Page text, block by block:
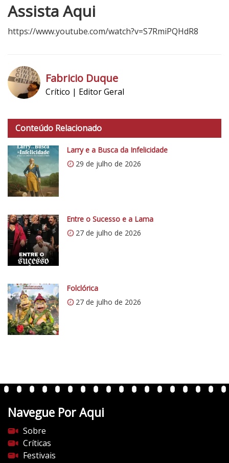
Assista Aqui
https://www.youtube.com/watch?v=S7RmiPQHdR8
o
t
o
r
í
t
i
c
5
1
t
p
s
:
/
/
0
.
w
p
.
o
m
/
v
e
n
e
d
o
Fabricio Duque
Crítico | Editor Geral
Conteúdo Relacionado
Larry e a Busca da Infelicidade
29 de julho de 2026
Entre o Sucesso e a Lama
27 de julho de 2026
Folclórica
27 de julho de 2026
Navegue Por Aqui
Sobre
Críticas
Festivais